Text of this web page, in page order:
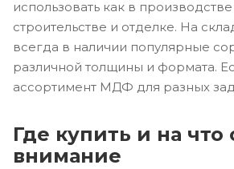
использовать как в
строительстве и отделке. На
всегда в наличии популярные
различной толщины и формата.
ассортимент МДФ для разных
Где купить и на что
внимание